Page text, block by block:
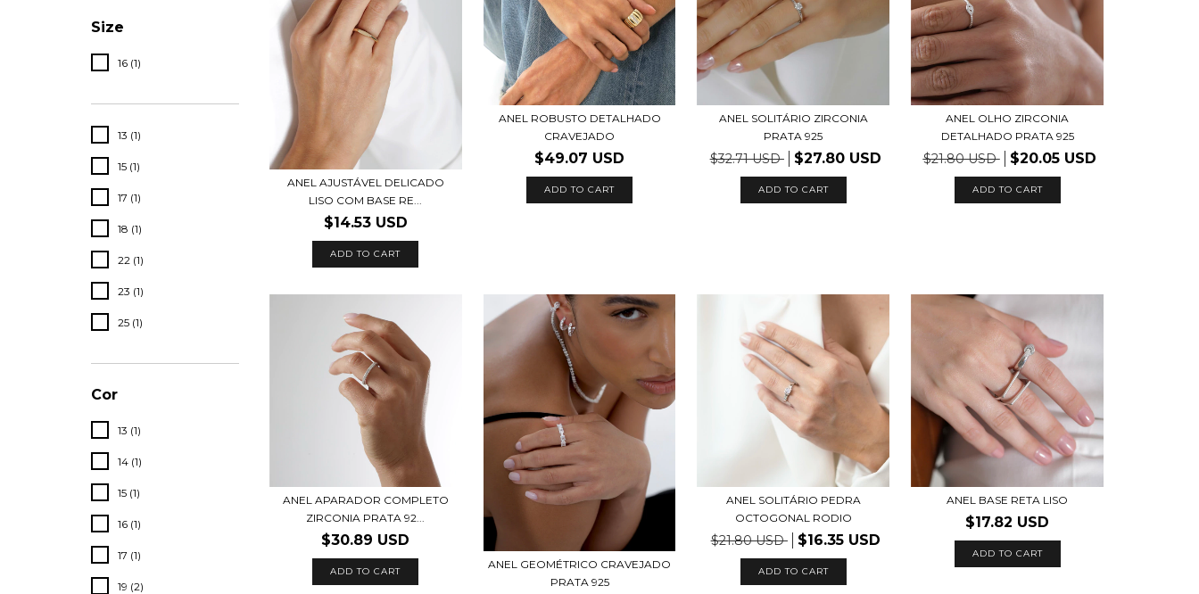
Size
16 (1)
13 (1)
15 (1)
17 (1)
18 (1)
22 (1)
23 (1)
25 (1)
Cor
13 (1)
14 (1)
15 (1)
16 (1)
17 (1)
19 (2)
ANEL AJUSTÁVEL DELICADO
LISO COM BASE RE...
$14.53 USD
ADD TO CART
ANEL ROBUSTO DETALHADO
CRAVEJADO
$49.07 USD
ADD TO CART
ANEL SOLITÁRIO ZIRCONIA
PRATA 925
$32.71 USD $27.80 USD
ADD TO CART
ANEL OLHO ZIRCONIA
DETALHADO PRATA 925
$21.80 USD $20.05 USD
ADD TO CART
ANEL APARADOR COMPLETO
ZIRCONIA PRATA 92...
$30.89 USD
ADD TO CART
ANEL GEOMÉTRICO CRAVEJADO
PRATA 925
ANEL SOLITÁRIO PEDRA
OCTOGONAL RODIO
$21.80 USD $16.35 USD
ADD TO CART
ANEL BASE RETA LISO
$17.82 USD
ADD TO CART